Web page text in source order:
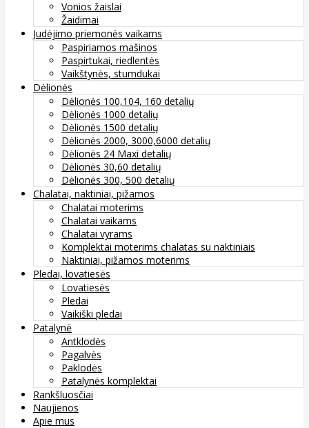
Vonios žaislai
Žaidimai
Judėjimo priemonės vaikams
Paspiriamos mašinos
Paspirtukai, riedlentės
Vaikštynės, stumdukai
Dėlionės
Dėlionės 100,104, 160 detalių
Dėlionės 1000 detalių
Dėlionės 1500 detalių
Dėlionės 2000, 3000,6000 detalių
Dėlionės 24 Maxi detalių
Dėlionės 30,60 detalių
Dėlionės 300, 500 detalių
Chalatai, naktiniai, pižamos
Chalatai moterims
Chalatai vaikams
Chalatai vyrams
Komplektai moterims chalatas su naktiniais
Naktiniai, pižamos moterims
Pledai, lovatiesės
Lovatiesės
Pledai
Vaikiški pledai
Patalynė
Antklodės
Pagalvės
Paklodės
Patalynės komplektai
Rankšluosčiai
Naujienos
Apie mus